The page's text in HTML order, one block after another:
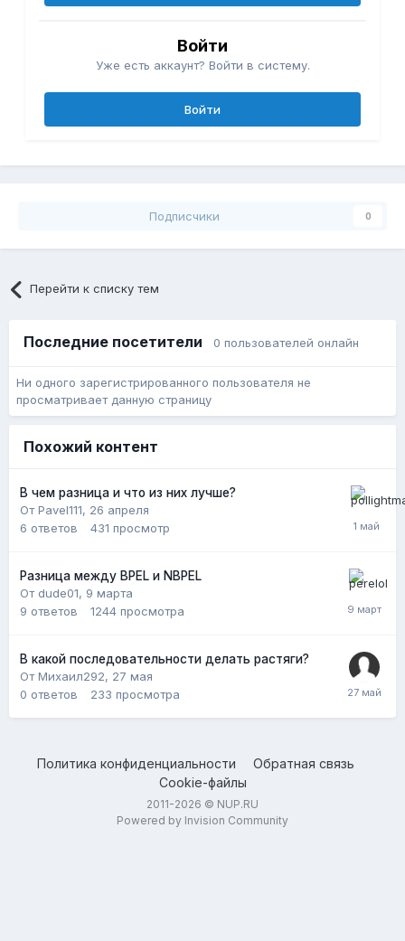
Войти
Уже есть аккаунт? Войти в систему.
Войти
Подписчики 0
Перейти к списку тем
Последние посетители 0 пользователей онлайн
Ни одного зарегистрированного пользователя не
просматривает данную страницу
Похожий контент
В чем разница и что из них лучше?
От Pavel111, 26 апреля
6 ответов 431 просмотр
Разница между BPEL и NBPEL
От dude01, 9 марта
9 ответов 1244 просмотра
В какой последовательности делать растяги?
От Михаил292, 27 мая
0 ответов 233 просмотра
Политика конфиденциальности
Обратная связь
Cookie-файлы
2011-2026 © NUP.RU
Powered by Invision Community